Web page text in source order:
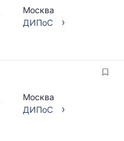
Москва
ДИПоС
›
Москва
ДИПоС
›